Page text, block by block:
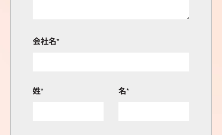
会社名*
姓* 名*